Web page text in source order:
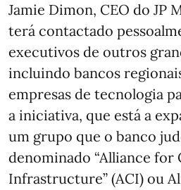
Jamie Dimon, CEO do JP
terá contactado
executivos de outros
incluindo bancos
empresas de tecnologia
a iniciativa, que está a
um grupo que o banco
denominado “Alliance for
Infrastructure” (ACI) ou